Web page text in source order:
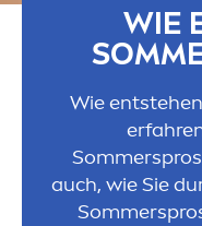
WIE
Wie
auch, wie Sie